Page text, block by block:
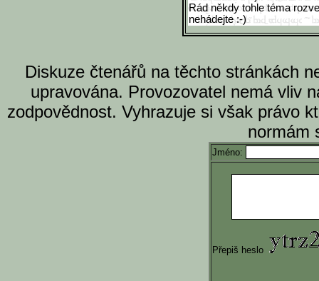
Rád někdy tohle téma
nehádejte :-)
Diskuze čtenářů na těchto stránkách
upravována. Provozovatel nemá vliv
zodpovědnost. Vyhrazuje si však právo
normám
Jméno:
Přepiš heslo